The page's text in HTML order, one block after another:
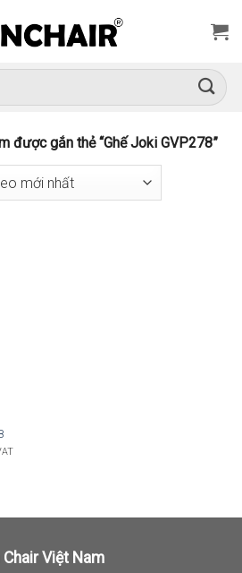
được gắn thẻ “Ghế Joki GVP278”
Chair Việt Nam